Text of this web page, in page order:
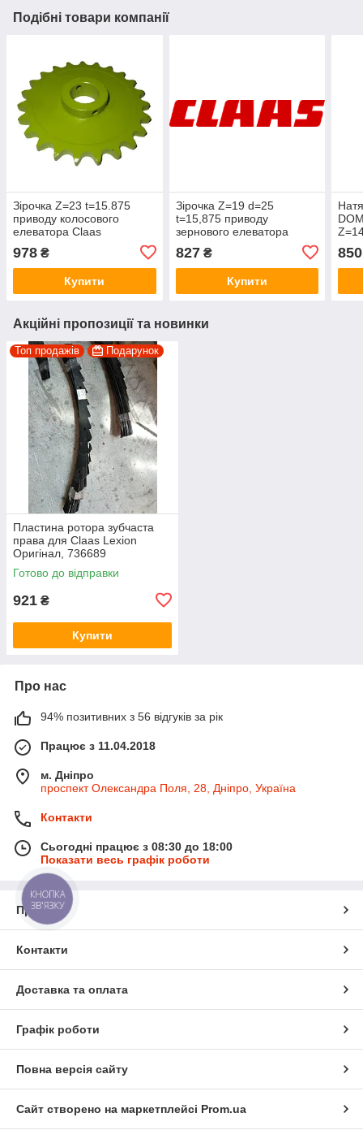
Подібні товари компанії
Зірочка Z=23 t=15.875
приводу колосового
елеватора Claas
DOMINATOR MEGA Lexion
748596 0007485960
748596.0
978 ₴
Купити
Зірочка Z=19 d=25
t=15,875 приводу
зернового елеватора
Claas Jaguar DOMINATOR
MEGA Lexion 646126.1
000646126.1
827₴
Купити
850
Акційні пропозиції та новинки
Топ продажів Подарунок
Пластина ротора зубчаста
права для Claas Lexion
Оригінал, 736689
0007366891 736689.1
Готово до відправки
921 ₴
Купити
Про нас
94% позитивних з 56 відгуків за рік
Працює з 11.04.2018
м. Дніпро
проспект Олександра Поля, 28, Дніпро, Україна
Контакти
Сьогодні працює з 08:30 до 18:00
Показати весь графік роботи
Про нас
Контакти
Доставка та оплата
Графік роботи
Повна версія сайту
Сайт створено на маркетплейсі Prom.ua
КНОПКА
ЗВ'ЯЗКУ